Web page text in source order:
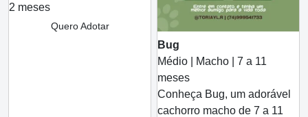
2 meses
Quero Adotar
Bug
Médio | Macho | 7 a 11
meses
Conheça Bug, um adorável
cachorro macho de 7 a 11